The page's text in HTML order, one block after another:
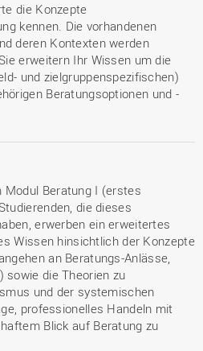
die Konzepte
kennen. Die vorhandenen
deren Kontexten werden
erweitern Ihr Wissen um die
und zielgruppenspezifischen)
Beratungsoptionen und -
Beratung I (erstes
die dieses
erwerben ein erweitertes
Wissen hinsichtlich der Konzepte
an Beratungs-Anlässe,
sowie die Theorien zu
und der systemischen
professionelles Handeln mit
Blick auf Beratung zu